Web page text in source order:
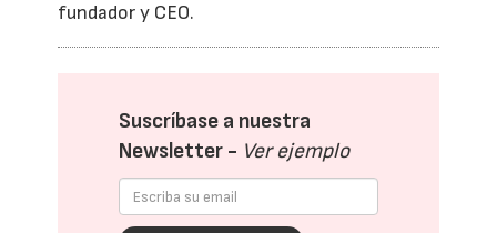
fundador y CEO.
Suscríbase a nuestra
Newsletter - Ver ejemplo